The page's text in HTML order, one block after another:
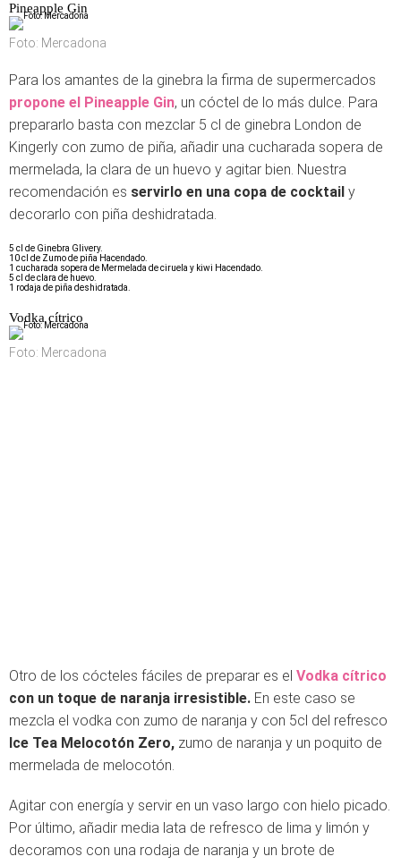
Pineapple Gin
Foto: Mercadona
Para los amantes de la ginebra la firma de supermercados
propone el Pineapple Gin, un cóctel de lo más dulce. Para
prepararlo basta con mezclar 5 cl de ginebra London de
Kingerly con zumo de piña, añadir una cucharada sopera de
mermelada, la clara de un huevo y agitar bien. Nuestra
recomendación es servirlo en una copa de cocktail y
decorarlo con piña deshidratada.
5 cl de Ginebra Glivery.
10 cl de Zumo de piña Hacendado.
1 cucharada sopera de Mermelada de ciruela y kiwi Hacendado.
5 cl de clara de huevo.
1 rodaja de piña deshidratada.
Vodka cítrico
Foto: Mercadona
Otro de los cócteles fáciles de preparar es el Vodka cítrico
con un toque de naranja irresistible. En este caso se
mezcla el vodka con zumo de naranja y con 5cl del refresco
Ice Tea Melocotón Zero, zumo de naranja y un poquito de
mermelada de melocotón.
Agitar con energía y servir en un vaso largo con hielo picado.
Por último, añadir media lata de refresco de lima y limón y
decoramos con una rodaja de naranja y un brote de